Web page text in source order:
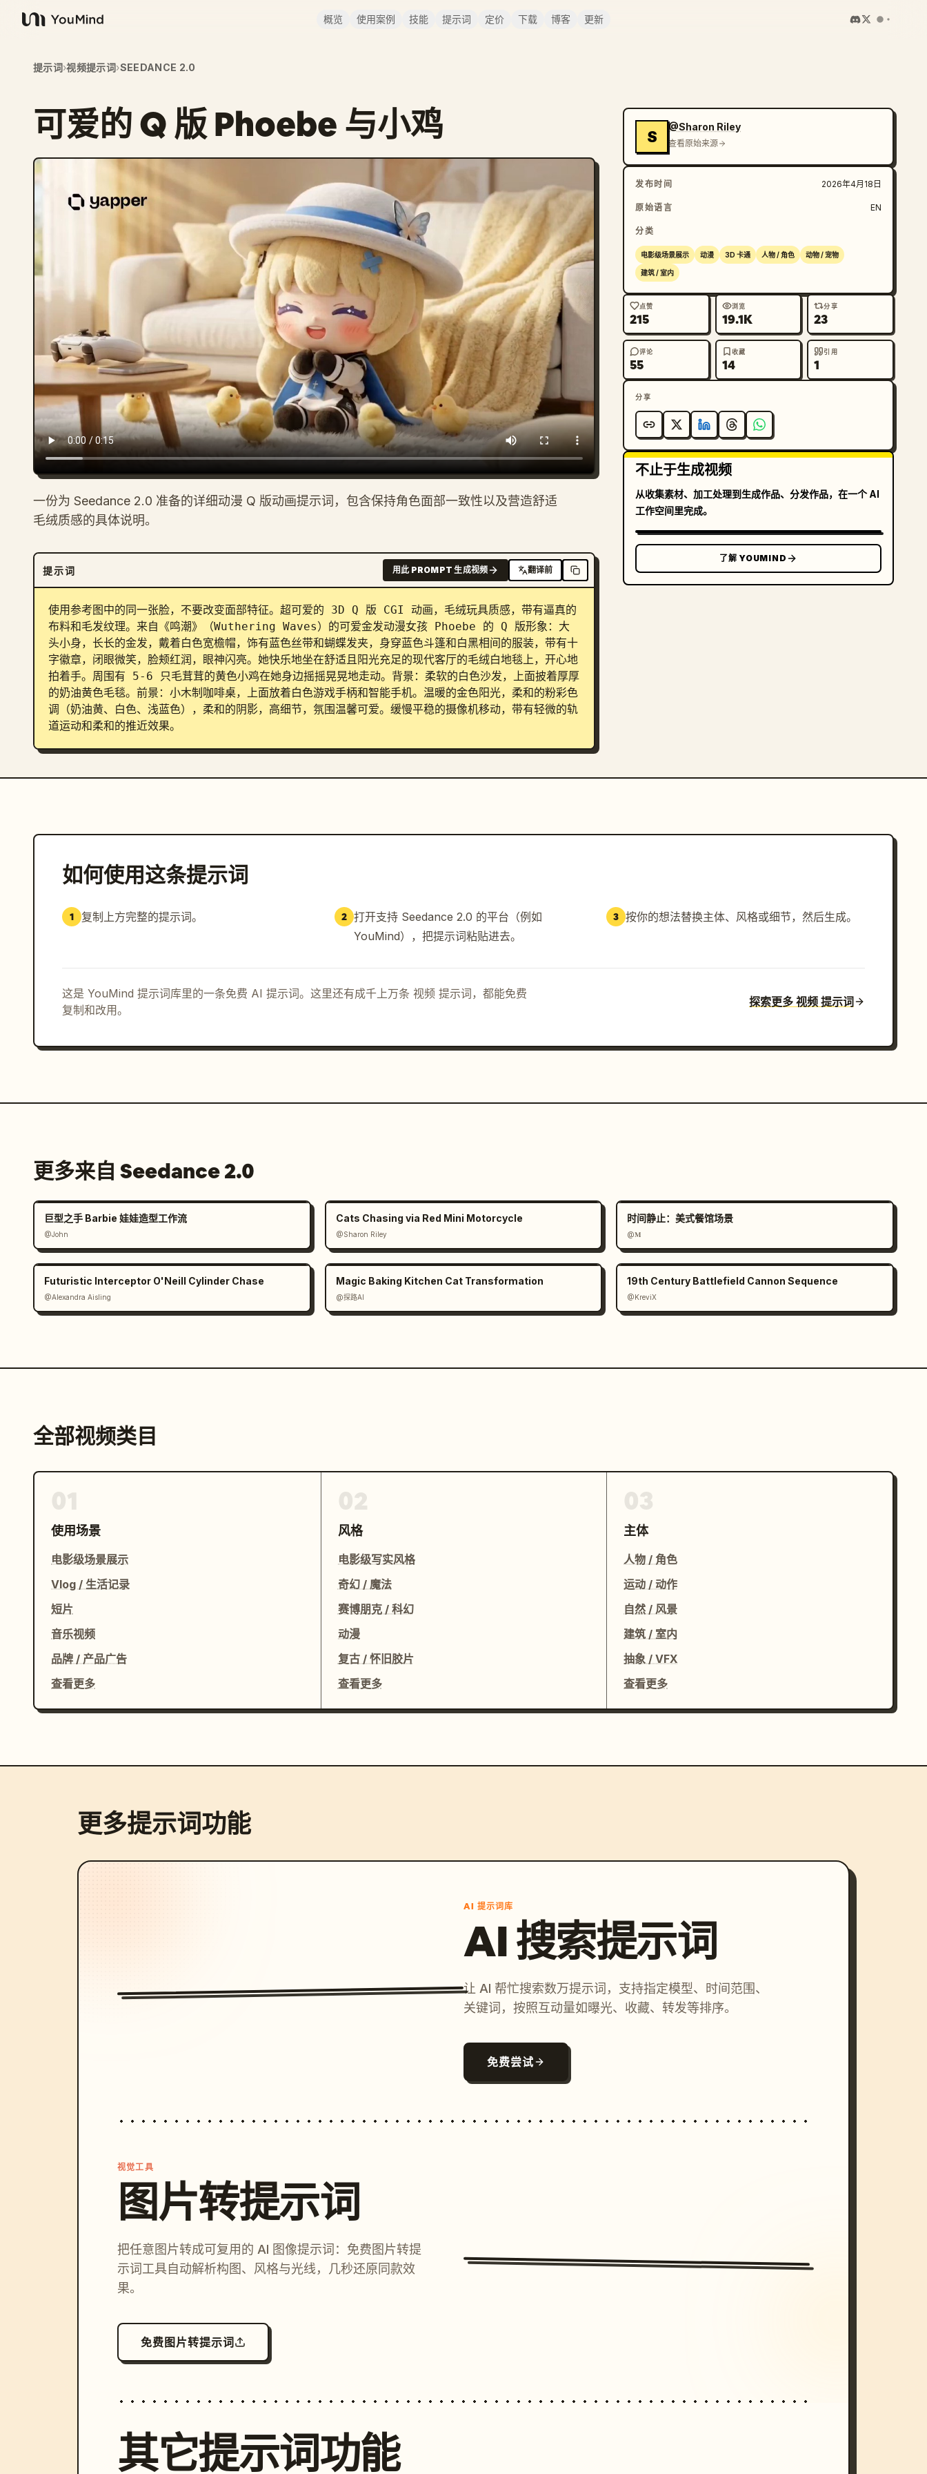
YouMind
概览 使用案例 技能 提示词 定价 下载 博客 更新
提示词›视频提示词›SEEDANCE 2.0
可爱的 Q 版 Phoebe 与小鸡
一份为 Seedance 2.0 准备的详细动漫 Q 版动画提示词，包含保持角色面部一致性以及营造舒适
毛绒质感的具体说明。
提示词 用此 PROMPT 生成视频 翻译前
使用参考图中的同一张脸，不要改变面部特征。超可爱的 3D Q 版 CGI 动画，毛绒玩具质感，带有逼真的
布料和毛发纹理。来自《鸣潮》（Wuthering Waves）的可爱金发动漫女孩 Phoebe 的 Q 版形象：大
头小身，长长的金发，戴着白色宽檐帽，饰有蓝色丝带和蝴蝶发夹，身穿蓝色斗篷和白黑相间的服装，带有十
字徽章，闭眼微笑，脸颊红润，眼神闪亮。她快乐地坐在舒适且阳光充足的现代客厅的毛绒白地毯上，开心地
拍着手。周围有 5-6 只毛茸茸的黄色小鸡在她身边摇摇晃晃地走动。背景：柔软的白色沙发，上面披着厚厚
的奶油黄色毛毯。前景：小木制咖啡桌，上面放着白色游戏手柄和智能手机。温暖的金色阳光，柔和的粉彩色
调（奶油黄、白色、浅蓝色），柔和的阴影，高细节，氛围温馨可爱。缓慢平稳的摄像机移动，带有轻微的轨
道运动和柔和的推近效果。
S
@Sharon Riley
查看原始来源
发布时间 2026年4月18日
原始语言 EN
分类
电影级场景展示 动漫 3D 卡通 人物 / 角色 动物 / 宠物
建筑 / 室内
点赞
215
浏览
19.1K
分享
23
评论
55
收藏
14
引用
1
分享
不止于生成视频
从收集素材、加工处理到生成作品、分发作品，在一个 AI
工作空间里完成。
了解 YOUMIND
如何使用这条提示词
1 复制上方完整的提示词。 2 打开支持 Seedance 2.0 的平台（例如
YouMind），把提示词粘贴进去。
3 按你的想法替换主体、风格或细节，然后生成。
这是 YouMind 提示词库里的一条免费 AI 提示词。这里还有成千上万条 视频 提示词，都能免费
复制和改用。
探索更多 视频 提示词
更多来自 Seedance 2.0
巨型之手 Barbie 娃娃造型工作流
@John
Cats Chasing via Red Mini Motorcycle
@Sharon Riley
时间静止：美式餐馆场景
@𝐌
Futuristic Interceptor O'Neill Cylinder Chase
@Alexandra Aisling
Magic Baking Kitchen Cat Transformation
@探路AI
19th Century Battlefield Cannon Sequence
@KreviX
全部视频类目
使用场景
电影级场景展示
Vlog / 生活记录
短片
音乐视频
品牌 / 产品广告
查看更多
风格
电影级写实风格
奇幻 / 魔法
赛博朋克 / 科幻
动漫
复古 / 怀旧胶片
查看更多
主体
人物 / 角色
运动 / 动作
自然 / 风景
建筑 / 室内
抽象 / VFX
查看更多
更多提示词功能
AI 提示词库
AI 搜索提示词
让 AI 帮忙搜索数万提示词，支持指定模型、时间范围、
关键词，按照互动量如曝光、收藏、转发等排序。
免费尝试
视觉工具
图片转提示词
把任意图片转成可复用的 AI 图像提示词：免费图片转提
示词工具自动解析构图、风格与光线，几秒还原同款效
果。
免费图片转提示词
其它提示词功能